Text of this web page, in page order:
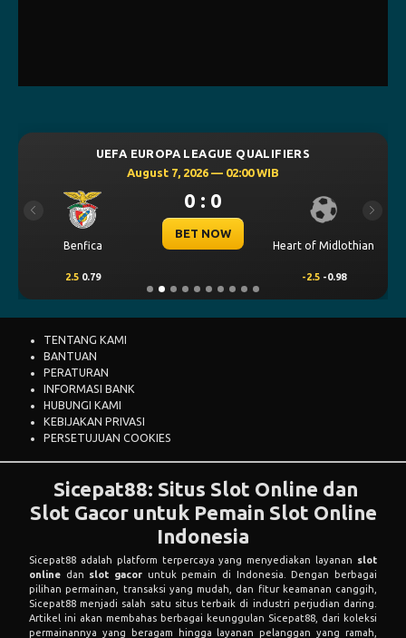
UEFA EUROPA LEAGUE QUALIFIERS
August 7, 2026 — 02:00 WIB
Benfica
0 : 0
BET NOW
Heart of Midlothian
2.5 0.79 -2.5 -0.98
Previous Next
TENTANG KAMI
BANTUAN
PERATURAN
INFORMASI BANK
HUBUNGI KAMI
KEBIJAKAN PRIVASI
PERSETUJUAN COOKIES
Sicepat88: Situs Slot Online dan
Slot Gacor untuk Pemain Slot Online
Indonesia
Sicepat88 adalah platform terpercaya yang menyediakan layanan slot
online dan slot gacor untuk pemain di Indonesia. Dengan berbagai
pilihan permainan, transaksi yang mudah, dan fitur keamanan canggih,
Sicepat88 menjadi salah satu situs terbaik di industri perjudian daring.
Artikel ini akan membahas berbagai keunggulan Sicepat88, dari koleksi
permainannya yang beragam hingga layanan pelanggan yang ramah,